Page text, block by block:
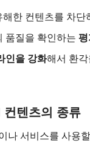
해한 컨텐츠를 차단
품질을 확인하는
인을 강화해서 환
텐츠의 종류
나 서비스를 사용